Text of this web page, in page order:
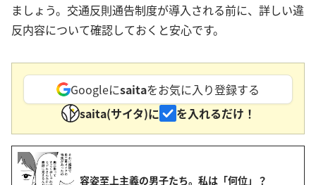
ましょう。交通反則通告制度が導入される前に、詳しい違
反内容について確認しておくと安心です。
Googleにsaitaをお気に入り登録する
saita(サイタ)に
を入れるだけ！
容姿至上主義の男子たち。私は「何位」？